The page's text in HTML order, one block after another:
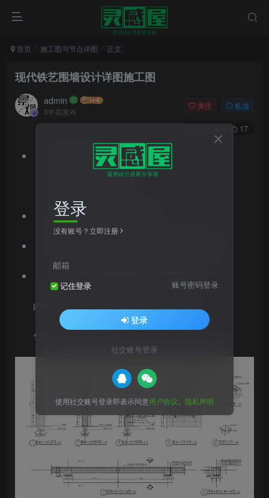
首页 施工图与节点详图 正文
现代铁艺围墙设计详图施工图
admin
3年前发布
关注 私信
17
文件格式：zip
文档类型：成套,总图,详图
内容简介：现代铁艺围墙设计详图施工图
包含：平面图、详图
登录
没有账号？立即注册
邮箱
记住登录 账号密码登录
登录
社交账号登录
使用社交账号登录即表示同意用户协议 隐私声明